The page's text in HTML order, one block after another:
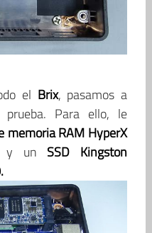
el Brix, pasamos a
Para ello, le
memoria RAM HyperX
y un SSD Kingston